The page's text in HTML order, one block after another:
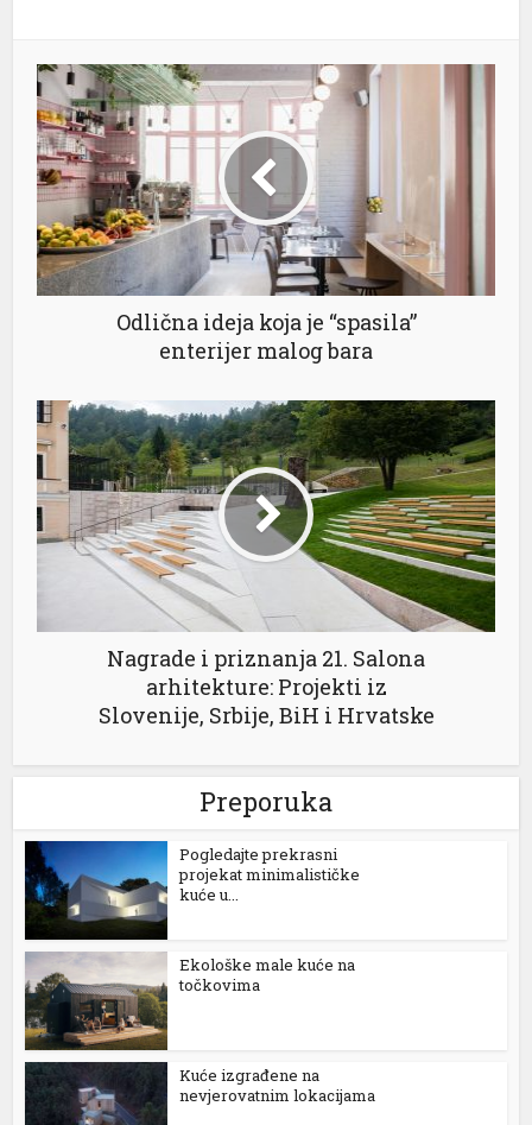
giriş
izle
giriş
Panel
escort
Escort
Odlična ideja koja je “spasila”
enterijer malog bara
Nagrade i priznanja 21. Salona
arhitekture: Projekti iz
Slovenije, Srbije, BiH i Hrvatske
Preporuka
Pogledajte prekrasni
projekat minimalističke
kuće u...
Ekološke male kuće na
točkovima
Kuće izgrađene na
nevjerovatnim lokacijama